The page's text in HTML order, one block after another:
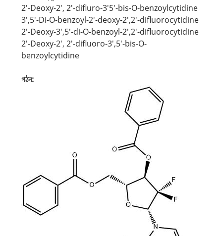
2'-Deoxy-2', 2'-difluro-3'5'-bis-O-benzoylcytidine
3',5'-Di-O-benzoyl-2'-deoxy-2',2'-difluorocytidine
2'-Deoxy-3',5'-di-O-benzoyl-2',2'-difluorocytidine
2'-Deoxy-2', 2'-difluoro-3',5'-bis-O-
benzoylcytidine
গঠন: